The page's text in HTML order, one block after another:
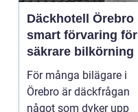
Däckhotell Örebro
smart förvaring för
säkrare bilkörning
För många bilägare i
Örebro är däckfrågan
något som dyker upp